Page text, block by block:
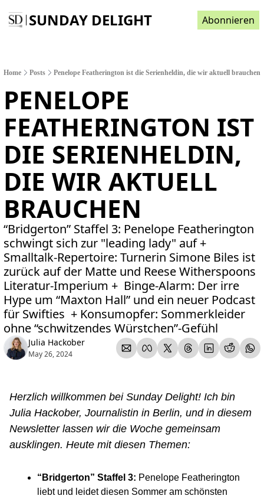
SUNDAY DELIGHT Abonnieren
Home Posts Penelope Featherington ist die Serienheldin, die wir aktuell brauchen
PENELOPE
FEATHERINGTON IST
DIE SERIENHELDIN,
DIE WIR AKTUELL
BRAUCHEN
“Bridgerton” Staffel 3: Penelope Featherington
schwingt sich zur "leading lady" auf +
Smalltalk-Repertoire: Turnerin Simone Biles ist
zurück auf der Matte und Reese Witherspoons
Literatur-Imperium +  Binge-Alarm: Der irre
Hype um “Maxton Hall” und ein neuer Podcast
für Swifties  + Konsumopfer: Sommerkleider
ohne “schwitzendes Würstchen”-Gefühl
Julia Hackober
May 26, 2024
Herzlich willkommen bei Sunday Delight! Ich bin
Julia Hackober, Journalistin in Berlin, und in diesem
Newsletter lassen wir die Woche gemeinsam
ausklingen. Heute mit diesen Themen:
“Bridgerton” Staffel 3: Penelope Featherington
liebt und leidet diesen Sommer am schönsten